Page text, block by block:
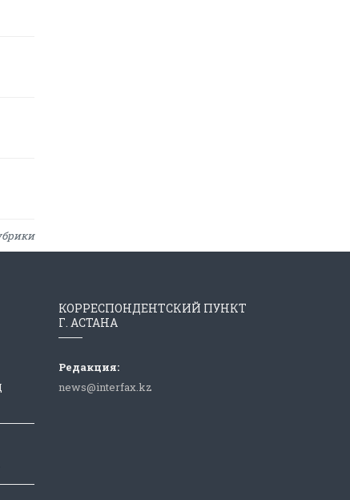
КОРРЕСПОНДЕНТСКИЙ ПУНКТ
Г. АСТАНА
Редакция:
news@interfax.kz